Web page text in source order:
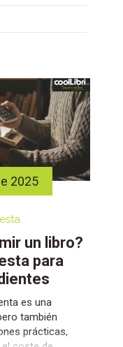
tenga o
2025
un libro?
para
es una
también
prácticas,